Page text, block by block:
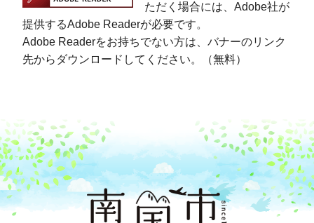
ただく場合には、Adobe社が
提供するAdobe Readerが必要です。
Adobe Readerをお持ちでない方は、バナーのリンク
先からダウンロードしてください。（無料）